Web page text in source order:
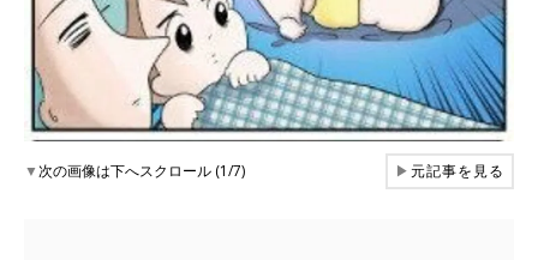
▼次の画像は下へスクロール (1/7) ▶元記事を見る